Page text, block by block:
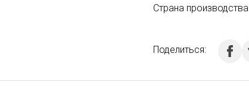
Страна производства
Поделиться: